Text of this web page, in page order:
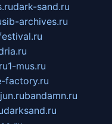
dark-sand.ru
sib-archives.ru
1-mus.ru
factory.ru
bandamn.ru
darksand.ru